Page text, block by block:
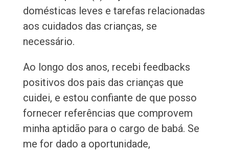
domésticas leves e tarefas relacionadas
aos cuidados das crianças, se
necessário.
Ao longo dos anos, recebi feedbacks
positivos dos pais das crianças que
cuidei, e estou confiante de que posso
fornecer referências que comprovem
minha aptidão para o cargo de babá. Se
me for dado a oportunidade,